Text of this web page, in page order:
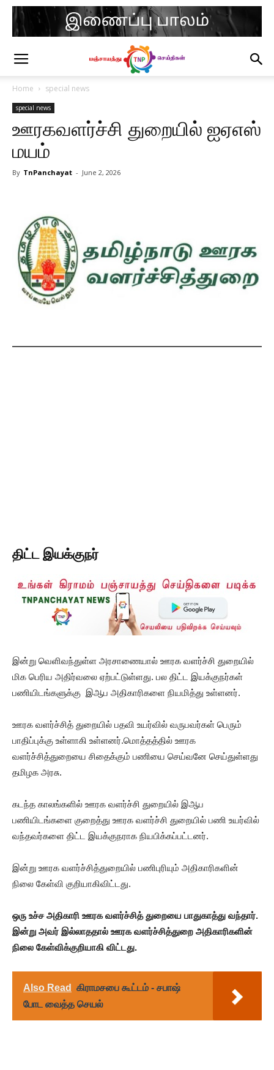
Home special news
special news
ஊரகவளர்ச்சி துறையில் ஐஏஎஸ்
மயம்
By TnPanchayat - June 2, 2026
திட்ட இயக்குநர்
இன்று வெளிவந்துள்ள அரசாணையால் ஊரக வளர்ச்சி துறையில்
மிக பெரிய அதிர்வலை ஏற்பட்டுள்ளது. பல திட்ட இயக்குநர்கள்
பணியிடங்களுக்கு இஆப அதிகாரிகளை நியமித்து உள்ளனர்.
ஊரக வளர்ச்சித் துறையில் பதவி உயர்வில் வருபவர்கள் பெரும்
பாதிப்புக்கு உள்ளாகி உள்ளனர்.மொத்தத்தில் ஊரக
வளர்ச்சித்துறையை சிதைக்கும் பணியை செய்வனே செய்துள்ளது
தமிழக அரசு.
கடந்த காலங்களில் ஊரக வளர்ச்சி துறையில் இஆப
பணியிடங்களை குறைத்து ஊரக வளர்ச்சி துறையில் பணி உயர்வில்
வந்தவர்களை திட்ட இயக்குநராக நியபிக்கப்பட்டனர்.
இன்று ஊரக வளர்ச்சித்துறையில் பணிபுரியும் அதிகாரிகளின்
நிலை கேள்வி குறியாகிவிட்டது.
ஒரு உச்ச அதிகாரி ஊரக வளர்ச்சித் துறையை பாதுகாத்து வந்தார்.
இன்று அவர் இல்லாததால் ஊரக வளர்ச்சித்துறை அதிகாரிகளின்
நிலை கேள்விக்குறியாகி விட்டது.
Also Read
கிராமசபை கூட்டம் - சபாஷ்
போட வைத்த செயல்